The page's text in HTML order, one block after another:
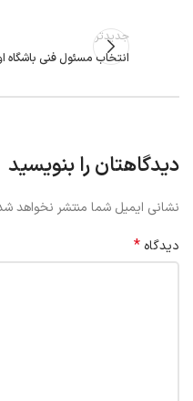
جدیدتر
انتخاب مسئول فنی باشگاه
دیدگاهتان را بنویسید
نشانی ایمیل شما منتشر نخواهد
دیدگاه *